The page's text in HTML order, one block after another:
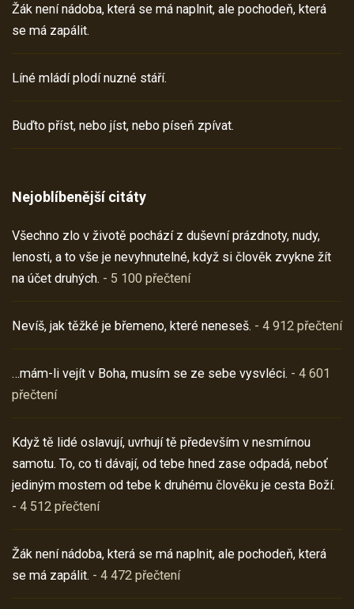
Žák není nádoba, která se má naplnit, ale pochodeň, která
se má zapálit.
Líné mládí plodí nuzné stáří.
Buďto příst, nebo jíst, nebo píseň zpívat.
Nejoblíbenější citáty
Všechno zlo v životě pochází z duševní prázdnoty, nudy,
lenosti, a to vše je nevyhnutelné, když si člověk zvykne žít
na účet druhých. - 5 100 přečtení
Nevíš, jak těžké je břemeno, které neneseš. - 4 912 přečtení
…mám-li vejít v Boha, musím se ze sebe vysvléci. - 4 601
přečtení
Když tě lidé oslavují, uvrhují tě především v nesmírnou
samotu. To, co ti dávají, od tebe hned zase odpadá, neboť
jediným mostem od tebe k druhému člověku je cesta Boží.
- 4 512 přečtení
Žák není nádoba, která se má naplnit, ale pochodeň, která
se má zapálit. - 4 472 přečtení